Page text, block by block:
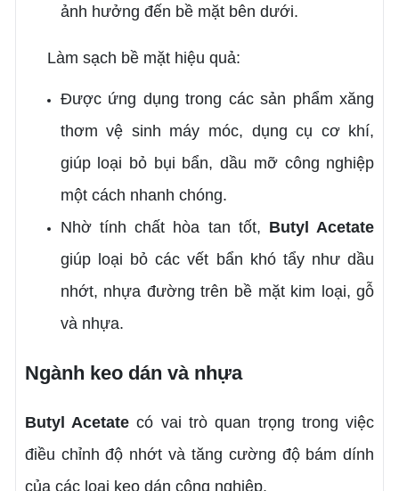
ảnh hưởng đến bề mặt bên dưới.
Làm sạch bề mặt hiệu quả:
Được ứng dụng trong các sản phẩm xăng
thơm vệ sinh máy móc, dụng cụ cơ khí,
giúp loại bỏ bụi bẩn, dầu mỡ công nghiệp
một cách nhanh chóng.
Nhờ tính chất hòa tan tốt, Butyl Acetate
giúp loại bỏ các vết bẩn khó tẩy như dầu
nhớt, nhựa đường trên bề mặt kim loại, gỗ
và nhựa.
Ngành keo dán và nhựa
Butyl Acetate có vai trò quan trọng trong việc
điều chỉnh độ nhớt và tăng cường độ bám dính
của các loại keo dán công nghiệp.